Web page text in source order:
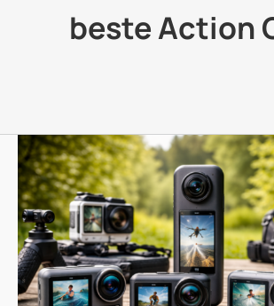
beste Action